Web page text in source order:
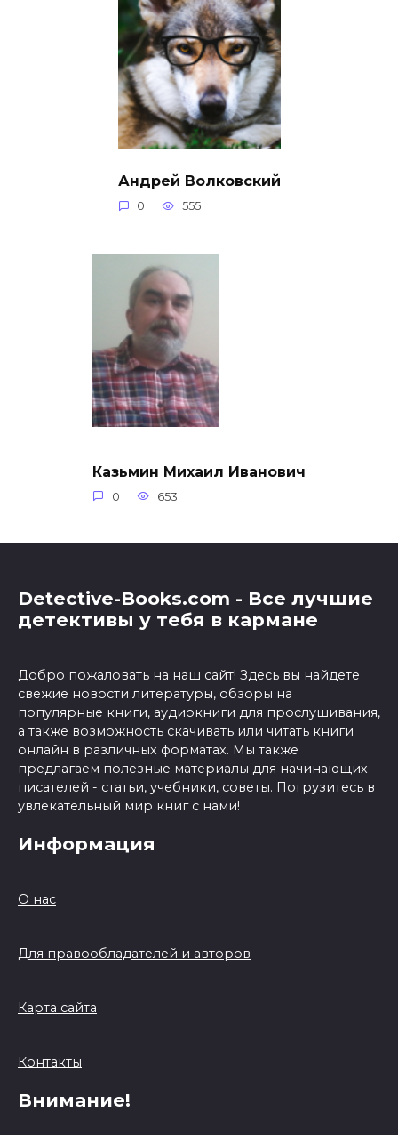
Андрей Волковский
0 555
Казьмин Михаил Иванович
0 653
Detective-Books.com - Все лучшие
детективы у тебя в кармане
Добро пожаловать на наш сайт! Здесь вы найдете
свежие новости литературы, обзоры на
популярные книги, аудиокниги для прослушивания,
а также возможность скачивать или читать книги
онлайн в различных форматах. Мы также
предлагаем полезные материалы для начинающих
писателей - статьи, учебники, советы. Погрузитесь в
увлекательный мир книг с нами!
Информация
О нас
Для правообладателей и авторов
Карта сайта
Контакты
Внимание!